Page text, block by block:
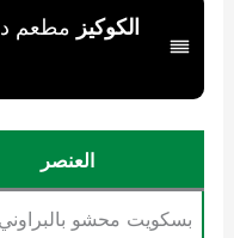
الكوكيز مطعم
العنصر
بسكويت محشو بالبراوني